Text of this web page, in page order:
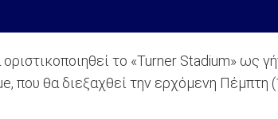
το «Turner Stadium»
που θα διεξαχθεί την ερχόμενη Πέμπτη